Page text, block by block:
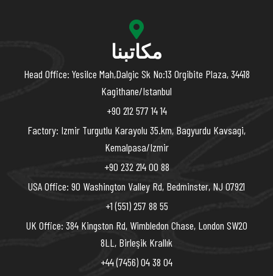
مكاتبنا
Head Office: Yesilce Mah,Dalgic Sk No:13 Orgibite Plaza, 34418
Kagithane/Istanbul
+90 212 577 14 14
Factory: Izmir Turgutlu Karayolu 35.km, Bagyurdu Kavsagi,
Kemalpasa/Izmir
+90 232 214 00 88
USA Office: 90 Washington Valley Rd, Bedminster, NJ 07921
+1 (551) 257 88 55
UK Office: 384 Kingston Rd, Wimbledon Chase, London SW20
8LL, Birleşik Krallık
+44 (7456) 04 38 04